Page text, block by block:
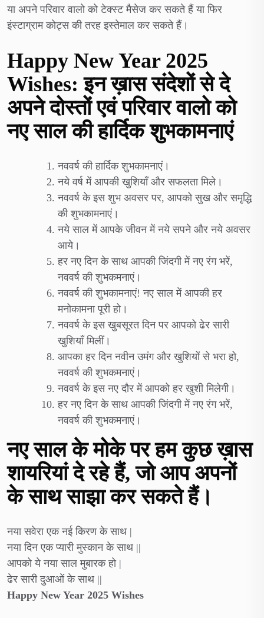
या अपने परिवार वालो को टेक्स्ट मैसेज कर सकते हैं या फिर
इंस्टाग्राम कोट्स की तरह इस्तेमाल कर सकते हैं।
Happy New Year 2025
Wishes: इन ख़ास संदेशों से दे
अपने दोस्तों एवं परिवार वालो को
नए साल की हार्दिक शुभकामनाएं
नववर्ष की हार्दिक शुभकामनाएं।
नये वर्ष में आपकी खुशियाँ और सफलता मिले।
नववर्ष के इस शुभ अवसर पर, आपको सुख और समृद्धि
की शुभकामनाएं।
नये साल में आपके जीवन में नये सपने और नये अवसर
आये।
हर नए दिन के साथ आपकी जिंदगी में नए रंग भरें,
नववर्ष की शुभकमनाएं।
नववर्ष की शुभकामनाएं! नए साल में आपकी हर
मनोकामना पूरी हो।
नववर्ष के इस खुबसूरत दिन पर आपको ढेर सारी
खुशियाँ मिलीं।
आपका हर दिन नवीन उमंग और खुशियों से भरा हो,
नववर्ष की शुभकमनाएं।
नववर्ष के इस नए दौर में आपको हर खुशी मिलेगी।
हर नए दिन के साथ आपकी जिंदगी में नए रंग भरें,
नववर्ष की शुभकमनाएं।
नए साल के मोके पर हम कुछ ख़ास
शायरियां दे रहे हैं, जो आप अपनों
के साथ साझा कर सकते हैं।
नया सवेरा एक नई किरण के साथ |
नया दिन एक प्यारी मुस्कान के साथ ||
आपको ये नया साल मुबारक हो |
ढेर सारी दुआओं के साथ ||
Happy New Year 2025 Wishes